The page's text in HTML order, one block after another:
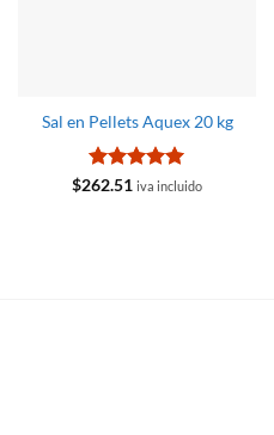
Sal en Pellets Aquex 20 kg
Valorado
$262.51 iva incluido